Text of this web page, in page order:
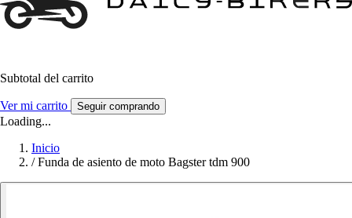
Subtotal del carrito
Ver mi carrito Seguir comprando
Loading...
Inicio
/ Funda de asiento de moto Bagster tdm 900